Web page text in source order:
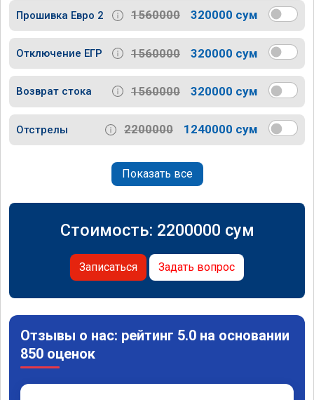
Прошивка Евро 2 1560000 320000 сум
Отключение ЕГР 1560000 320000 сум
Возврат стока 1560000 320000 сум
Отстрелы 2200000 1240000 сум
Показать все
Стоимость: 2200000 сум
Записаться Задать вопрос
Отзывы о нас: рейтинг 5.0 на основании
850 оценок